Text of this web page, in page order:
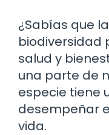
¿Sabías que
biodiversidad
salud y
una parte de
especie tiene
desempeñar
vida.